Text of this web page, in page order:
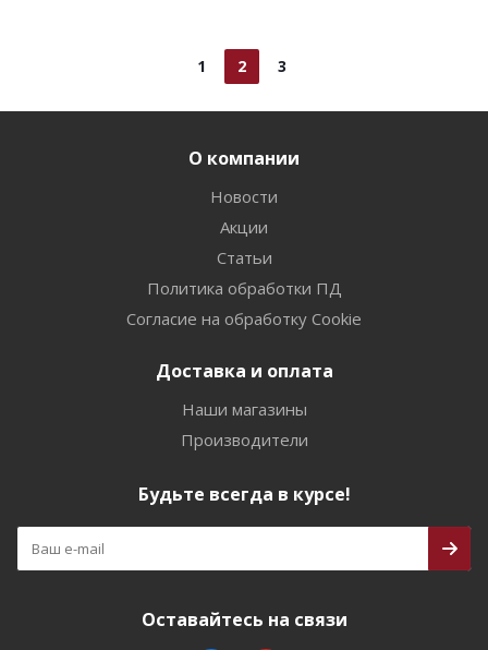
1 2 3
О компании
Новости
Акции
Статьи
Политика обработки ПД
Согласие на обработку Cookie
Доставка и оплата
Наши магазины
Производители
Будьте всегда в курсе!
Оставайтесь на связи